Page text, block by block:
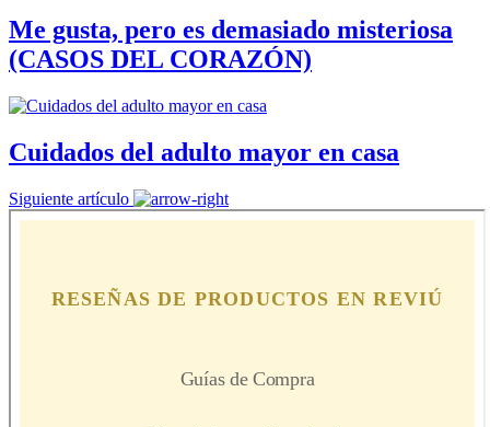
Me gusta, pero es demasiado misteriosa
(CASOS DEL CORAZÓN)
Cuidados del adulto mayor en casa
Siguiente artículo